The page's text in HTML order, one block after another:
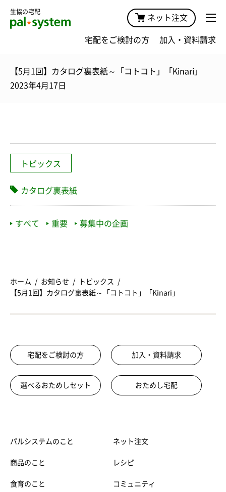
生協の宅配
ネット注文
宅配をご検討の方 加入・資料請求
【5月1回】カタログ裏表紙～「コトコト」「Kinari」
2023年4月17日
トピックス
カタログ裏表紙
すべて 重要 募集中の企画
ホーム お知らせ
トピックス
【5月1回】カタログ裏表紙～「コトコト」「Kinari」
宅配をご検討の方 加入・資料請求
選べるおためしセット おためし宅配
パルシステムのこと
商品のこと
食育のこと
ネット注文
レシピ
コミュニティ